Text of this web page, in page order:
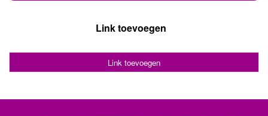
Link toevoegen
Link toevoegen